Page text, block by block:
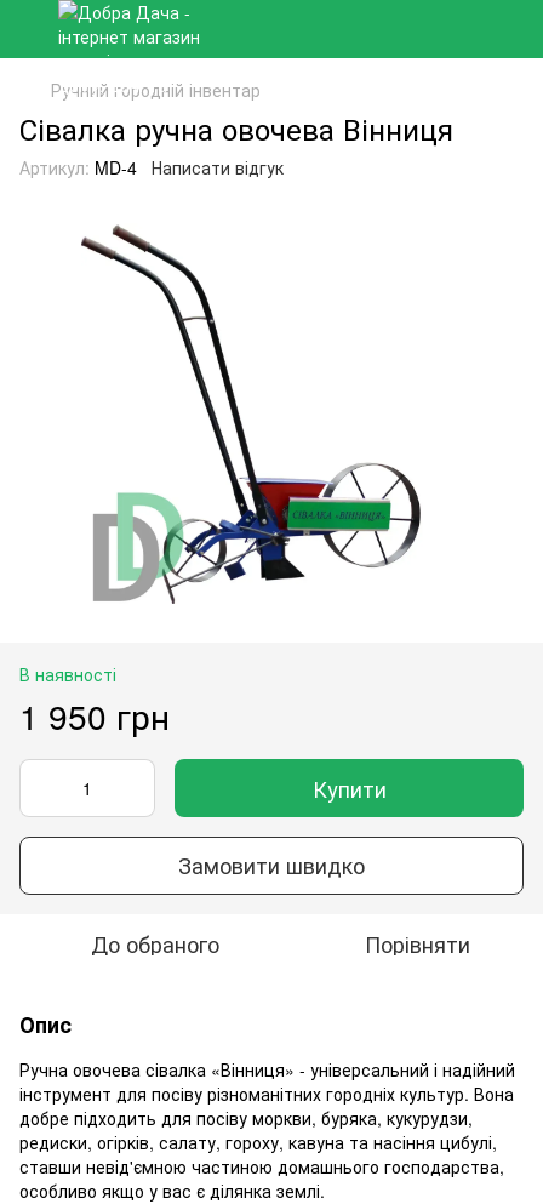
Ручний городній інвентар
Сівалка ручна овочева Вінниця
Артикул: MD-4 Написати відгук
В наявності
1 950 грн
Купити
Замовити швидко
До обраного Порівняти
Опис
Ручна овочева сівалка «Вінниця» - універсальний і надійний
інструмент для посіву різноманітних городніх культур. Вона
добре підходить для посіву моркви, буряка, кукурудзи,
редиски, огірків, салату, гороху, кавуна та насіння цибулі,
ставши невід'ємною частиною домашнього господарства,
особливо якщо у вас є ділянка землі.